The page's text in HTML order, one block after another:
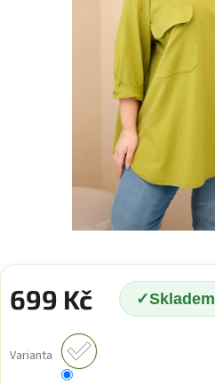
699 Kč Skladem
cena:
Varianta